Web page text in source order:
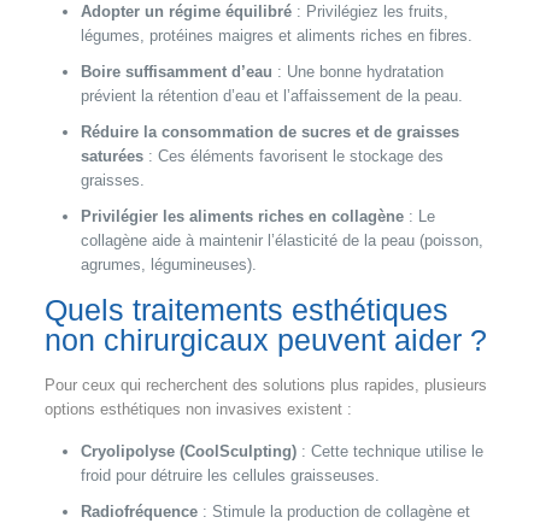
Adopter un régime équilibré: Privilégiez les fruits,
légumes, protéines maigres et aliments riches en fibres.
Boire suffisamment d’eau : Une bonne hydratation
prévient la rétention d’eau et l’affaissement de la peau.
Réduire la consommation de sucres et de graisses
saturées: Ces éléments favorisent le stockage des
graisses.
Privilégier les aliments riches en collagène: Le
collagène aide à maintenir l’élasticité de la peau (poisson,
agrumes, légumineuses).
Quels traitements esthétiques
non chirurgicaux peuvent aider ?
Pour ceux qui recherchent des solutions plus rapides, plusieurs
options esthétiques non invasives existent :
Cryolipolyse (CoolSculpting): Cette technique utilise le
froid pour détruire les cellules graisseuses.
Radiofréquence: Stimule la production de collagène et